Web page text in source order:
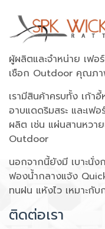
ผู้ผลิตและจำหน่าย เฟอ
เชือก Outdoor คุณภา
เรามีสินค้าครบทั้ง เก้า
อาบแดดริมสระ และเฟ
ผลิต เช่น แผ่นสานหวา
Outdoor
นอกจากนี้ยังมี เบาะนั่
ฟองน้ำกลางแจ้ง
ทนฝน แห้งไว เหมาะกั
ติดต่อเรา